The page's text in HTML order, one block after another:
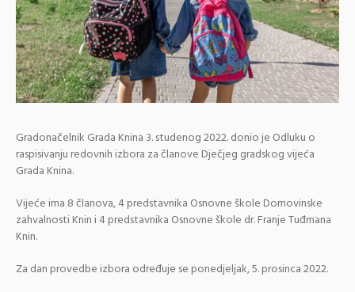
Gradonačelnik Grada Knina 3. studenog 2022. donio je Odluku o
raspisivanju redovnih izbora za članove Dječjeg gradskog vijeća
Grada Knina.
Vijeće ima 8 članova, 4 predstavnika Osnovne škole Domovinske
zahvalnosti Knin i 4 predstavnika Osnovne škole dr. Franje Tuđmana
Knin.
Za dan provedbe izbora određuje se ponedjeljak, 5. prosinca 2022.